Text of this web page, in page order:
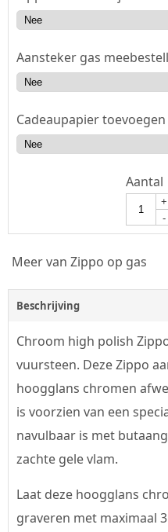
Aansteker gas
Cadeaupapier toevoegen
Aantal
+
-
Meer van Zippo op gas
Beschrijving
Chroom high polish
vuursteen. Deze Zippo
hoogglans chromen
is voorzien van een
navulbaar is met
zachte gele vlam.
Laat deze hoogglans
graveren met maximaal